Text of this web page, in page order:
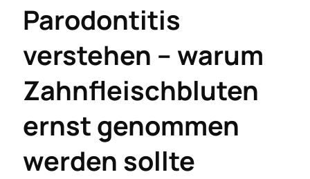
Parodontitis
verstehen – warum
Zahnfleischbluten
ernst genommen
werden sollte